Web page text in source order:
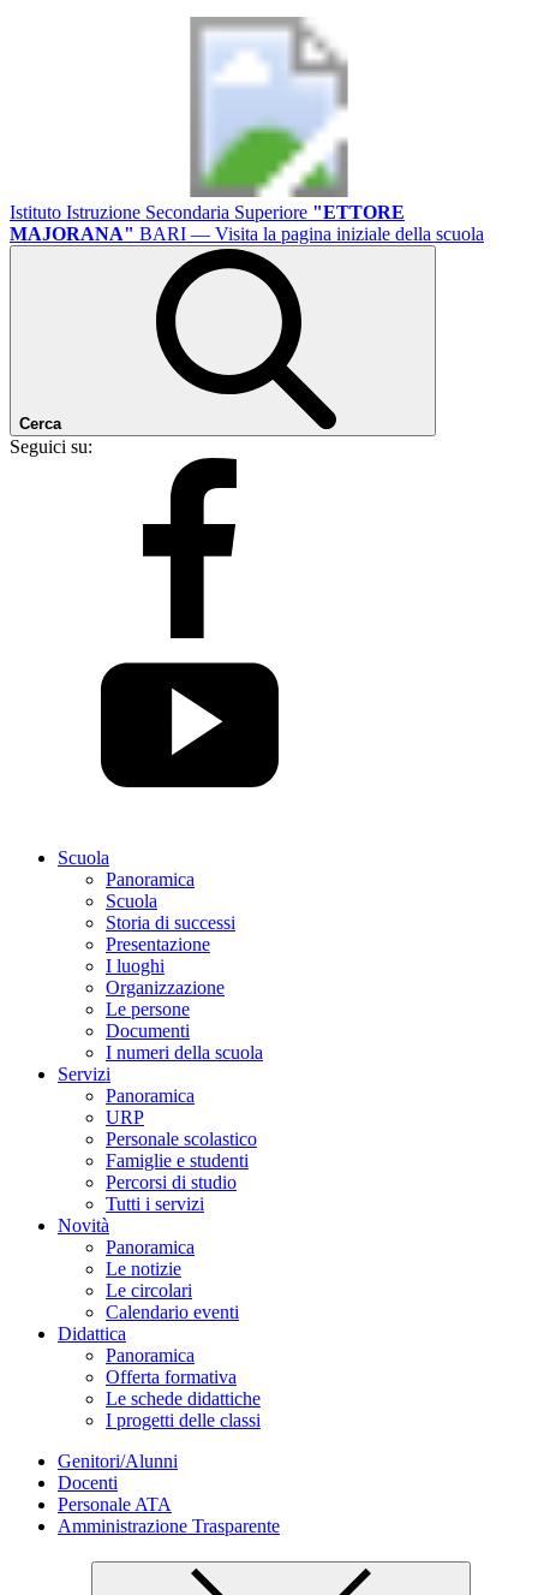
Istituto Istruzione Secondaria Superiore "ETTORE
MAJORANA" BARI — Visita la pagina iniziale della scuola
Cerca
Seguici su:
Scuola
Panoramica
Scuola
Storia di successi
Presentazione
I luoghi
Organizzazione
Le persone
Documenti
I numeri della scuola
Servizi
Panoramica
URP
Personale scolastico
Famiglie e studenti
Percorsi di studio
Tutti i servizi
Novità
Panoramica
Le notizie
Le circolari
Calendario eventi
Didattica
Panoramica
Offerta formativa
Le schede didattiche
I progetti delle classi
Genitori/Alunni
Docenti
Personale ATA
Amministrazione Trasparente